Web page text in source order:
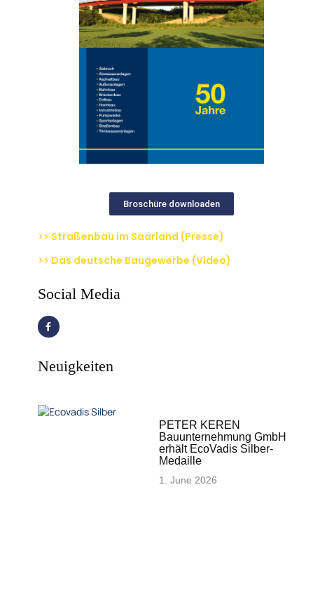
Broschüre downloaden
>> Straßenbau im Saarland (Presse)
>> Das deutsche Baugewerbe (Video)
Social Media
Neuigkeiten
PETER KEREN
Bauunternehmung GmbH
erhält EcoVadis Silber-
Medaille
1. June 2026